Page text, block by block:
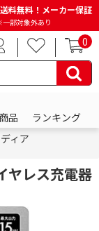
料無料！メーカー保証
部対象外あり
0
品
ランキング
ィア
ヤレス充電器